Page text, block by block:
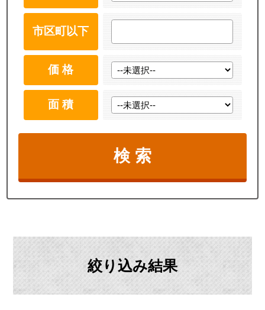
市区町以下
価 格
面 積
絞り込み結果